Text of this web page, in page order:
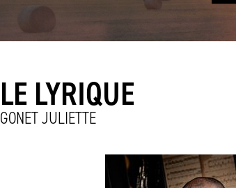
LE LYRIQUE
GONET JULIETTE